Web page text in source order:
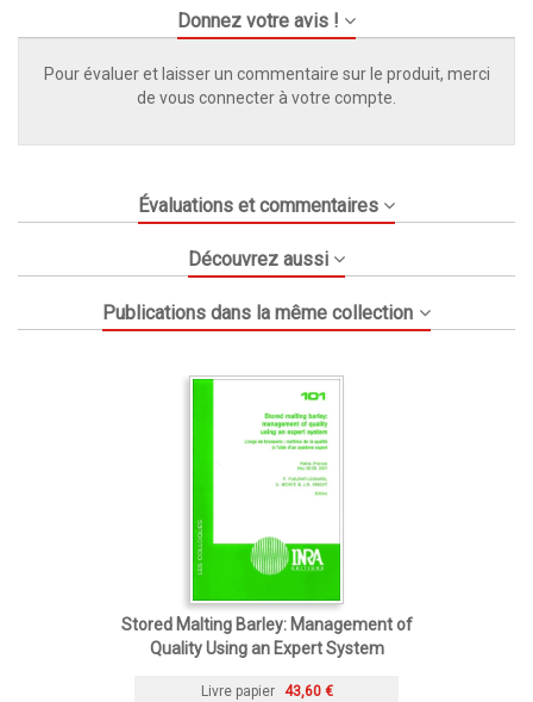
Donnez votre avis !
Pour évaluer et laisser un commentaire sur le produit, merci
de vous connecter à votre compte.
Évaluations et commentaires
Découvrez aussi
Publications dans la même collection
Stored Malting Barley: Management of
Quality Using an Expert System
Livre papier 43,60 €